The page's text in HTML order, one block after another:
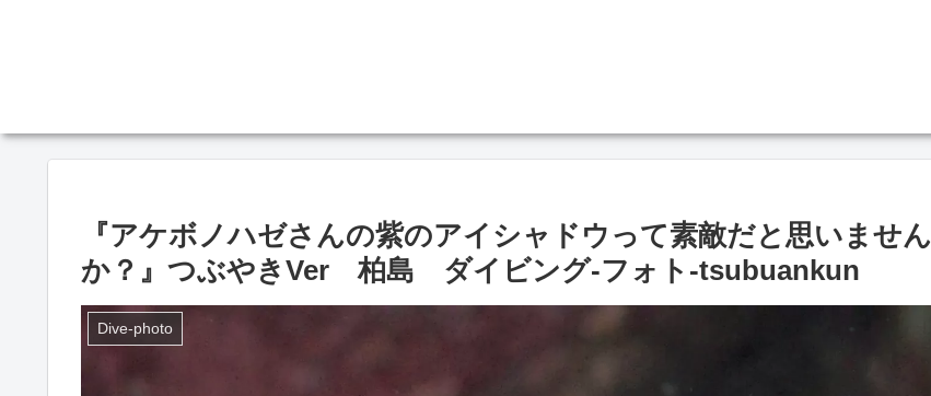
『アケボノハゼさんの紫のアイシャドウって素敵だと思いません
か？』つぶやきVer 柏島 ダイビング‐フォト‐tsubuankun
Dive-photo